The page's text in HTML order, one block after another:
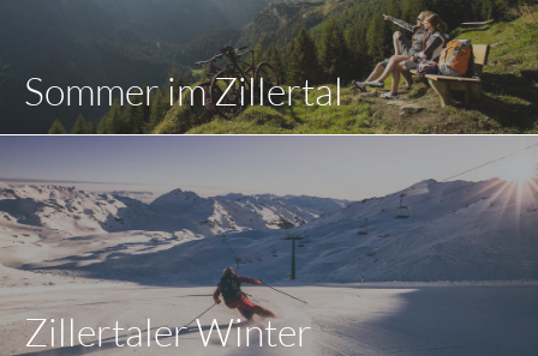
Sommer im Zillertal
Zillertaler Winter